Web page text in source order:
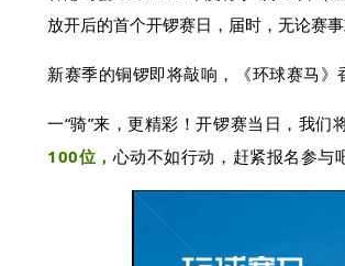
放开后的首个开锣赛日，届时，无论赛
新赛季的铜锣即将敲响， 《环球赛马》
一“骑”来，更精彩！开锣赛当日，我们
100位 ， 心动不如行动，赶紧报名参与